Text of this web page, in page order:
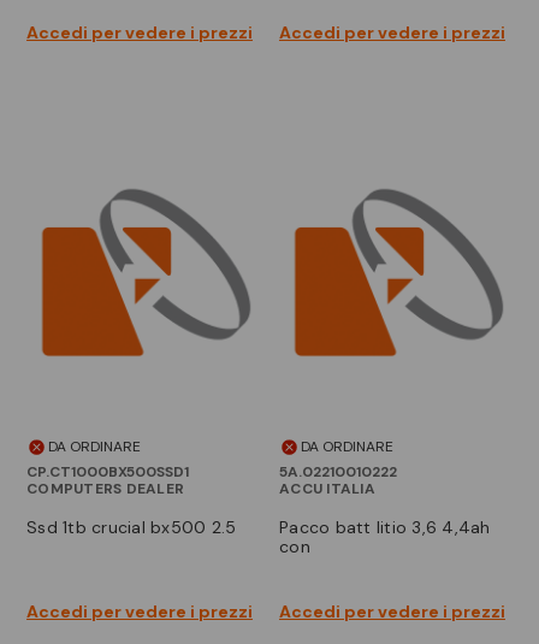
Accedi per vedere i prezzi Accedi per vedere i prezzi
DA ORDINARE
CP.CT1000BX500SSD1
COMPUTERS DEALER
ssd 1tb crucial bx500 2.5
Accedi per vedere i prezzi
DA ORDINARE
5A.02210010222
ACCU ITALIA
pacco batt litio 3,6 4,4ah
con
Accedi per vedere i prezzi